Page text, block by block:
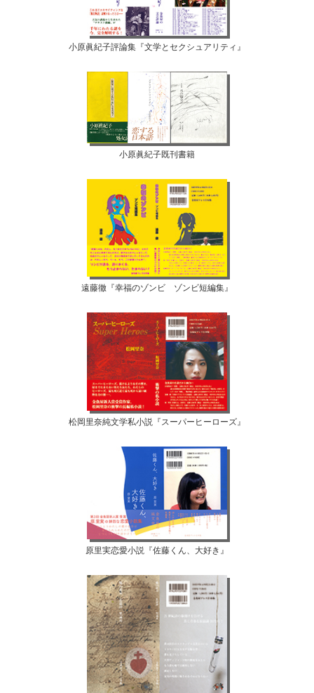
小原眞紀子評論集『文学とセクシュアリティ』
小原眞紀子既刊書籍
遠藤徹『幸福のゾンビ ゾンビ短編集』
松岡里奈純文学私小説『スーパーヒーローズ』
原里実恋愛小説『佐藤くん、大好き』